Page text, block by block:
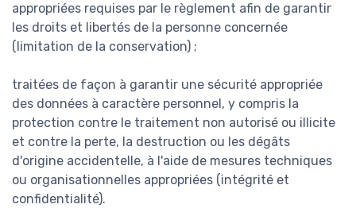
appropriées requises par le règlement afin de garantir
les droits et libertés de la personne concernée
(limitation de la conservation) ;
traitées de façon à garantir une sécurité appropriée
des données à caractère personnel, y compris la
protection contre le traitement non autorisé ou illicite
et contre la perte, la destruction ou les dégâts
d'origine accidentelle, à l'aide de mesures techniques
ou organisationnelles appropriées (intégrité et
confidentialité).